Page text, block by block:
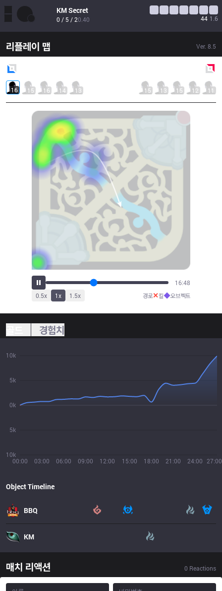
KMSecret
0 / 5 / 20.40 44 1.6
리플레이 맵 Ver. 8.5
16 15 16 14 13 15 13 15 12 11
18:08
0.5x 1x 1.5x 경로✕킬◆오브젝트
경험치
00:00 03:00 06:00 09:00 12:00 15:00 18:00 21:00 24:00 27:00
10k
5k
0k
5k
10k
Object Timeline
BBQ
KM
매치 리액션 0 Reactions